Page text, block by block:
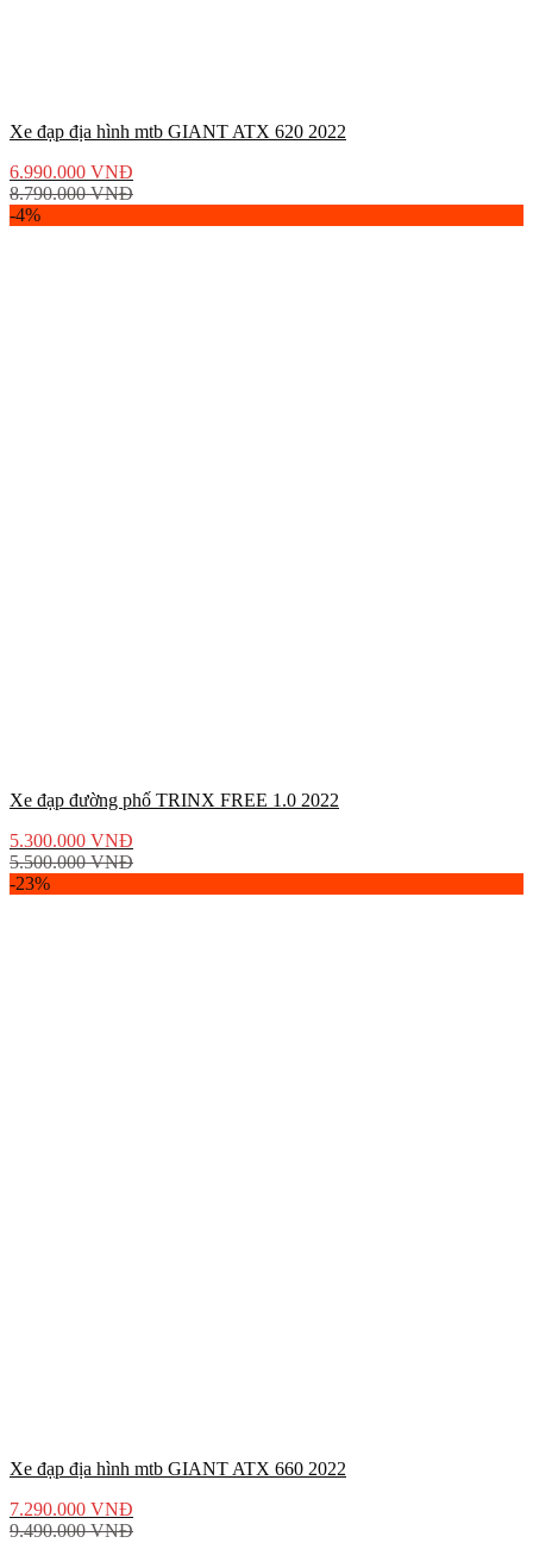
Xe đạp địa hình mtb GIANT ATX 620 2022
6.990.000 VNĐ
8.790.000VNĐ
-4%
Xe đạp đường phố TRINX FREE 1.0 2022
5.300.000 VNĐ
5.500.000VNĐ
-23%
Xe đạp địa hình mtb GIANT ATX 660 2022
7.290.000 VNĐ
9.490.000VNĐ